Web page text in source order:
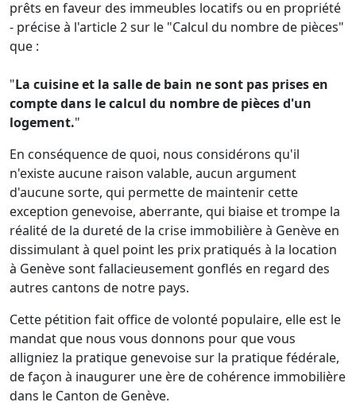
prêts en faveur des immeubles locatifs ou en propriété
- précise à l'article 2 sur le "Calcul du nombre de pièces"
que :
"La cuisine et la salle de bain ne sont pas prises en
compte dans le calcul du nombre de pièces d'un
logement."
En conséquence de quoi, nous considérons qu'il
n'existe aucune raison valable, aucun argument
d'aucune sorte, qui permette de maintenir cette
exception genevoise, aberrante, qui biaise et trompe la
réalité de la dureté de la crise immobilière à Genève en
dissimulant à quel point les prix pratiqués à la location
à Genève sont fallacieusement gonflés en regard des
autres cantons de notre pays.
Cette pétition fait office de volonté populaire, elle est le
mandat que nous vous donnons pour que vous
alligniez la pratique genevoise sur la pratique fédérale,
de façon à inaugurer une ère de cohérence immobilière
dans le Canton de Genève.